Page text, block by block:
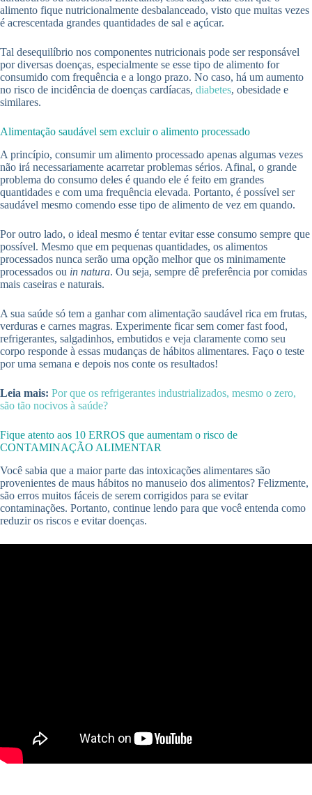
alimento fique nutricionalmente desbalanceado, visto que muitas vezes
é acrescentada grandes quantidades de sal e açúcar.
Tal desequilíbrio nos componentes nutricionais pode ser responsável
por diversas doenças, especialmente se esse tipo de alimento for
consumido com frequência e a longo prazo. No caso, há um aumento
no risco de incidência de doenças cardíacas, diabetes, obesidade e
similares.
Alimentação saudável sem excluir o alimento processado
A princípio, consumir um alimento processado apenas algumas vezes
não irá necessariamente acarretar problemas sérios. Afinal, o grande
problema do consumo deles é quando ele é feito em grandes
quantidades e com uma frequência elevada. Portanto, é possível ser
saudável mesmo comendo esse tipo de alimento de vez em quando.
Por outro lado, o ideal mesmo é tentar evitar esse consumo sempre que
possível. Mesmo que em pequenas quantidades, os alimentos
processados nunca serão uma opção melhor que os minimamente
processados ou in natura. Ou seja, sempre dê preferência por comidas
mais caseiras e naturais.
A sua saúde só tem a ganhar com alimentação saudável rica em frutas,
verduras e carnes magras. Experimente ficar sem comer fast food,
refrigerantes, salgadinhos, embutidos e veja claramente como seu
corpo responde à essas mudanças de hábitos alimentares. Faço o teste
por uma semana e depois nos conte os resultados!
Leia mais: Por que os refrigerantes industrializados, mesmo o zero,
são tão nocivos à saúde?
Fique atento aos 10 ERROS que aumentam o risco de
CONTAMINAÇÃO ALIMENTAR
Você sabia que a maior parte das intoxicações alimentares são
provenientes de maus hábitos no manuseio dos alimentos? Felizmente,
são erros muitos fáceis de serem corrigidos para se evitar
contaminações. Portanto, continue lendo para que você entenda como
reduzir os riscos e evitar doenças.